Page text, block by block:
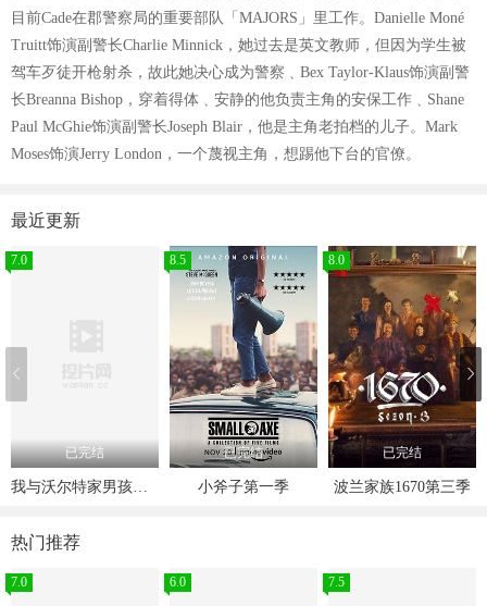
目前Cade在郡警察局的重要部队「MAJORS」里工作。Danielle Moné
Truitt饰演副警长Charlie Minnick，她过去是英文教师，但因为学生被
驾车歹徒开枪射杀，故此她决心成为警察﹑Bex Taylor-Klaus饰演副警
长Breanna Bishop，穿着得体﹑安静的他负责主角的安保工作﹑Shane
Paul McGhie饰演副警长Joseph Blair，他是主角老拍档的儿子。Mark
Moses饰演Jerry London，一个蔑视主角，想踢他下台的官僚。
最近更新
7.0
已完结
我与沃尔特家男孩的生活第三季
8.5
已完结
小斧子第一季
8.0
已完结
波兰家族1670第三季
热门推荐
7.0 6.0 7.5